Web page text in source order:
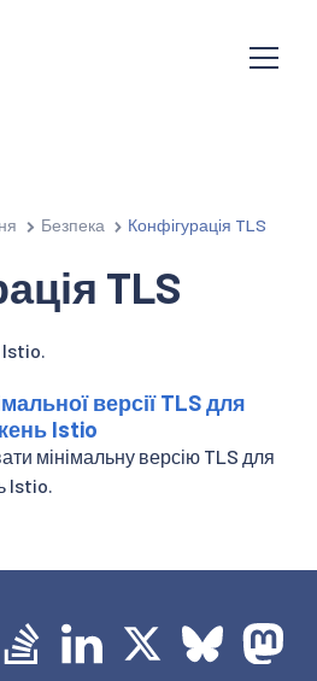
Безпека Конфігурація TLS
TLS
версії TLS для
Istio
мінімальну версію TLS для
Istio.